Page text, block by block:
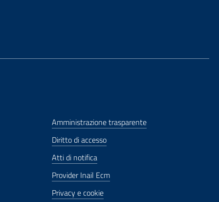
Amministrazione trasparente
Diritto di accesso
Atti di notifica
Provider Inail Ecm
Privacy e cookie